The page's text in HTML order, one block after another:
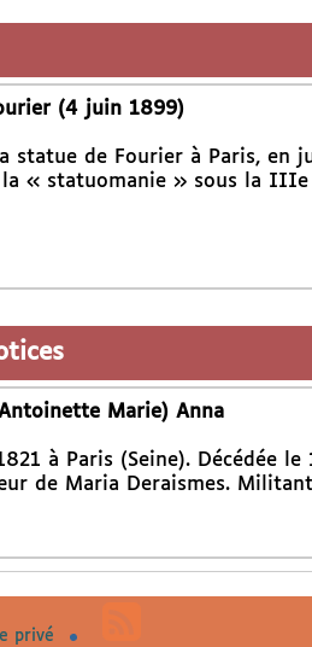
(4 juin 1899)
statue de Fourier à Paris, en
la « statuomanie » sous la
Marie) Anna
à Paris (Seine). Décédée
de Maria Deraismes.
privé